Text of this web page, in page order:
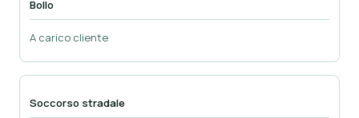
Bollo
A carico cliente
Soccorso stradale